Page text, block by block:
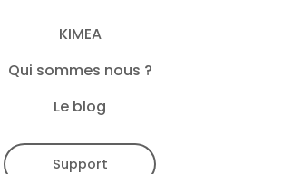
KIMEA
Qui sommes nous ?
Le blog
Support